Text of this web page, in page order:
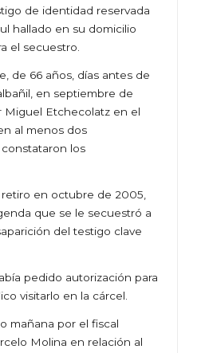
de identidad reservada
hallado en su domicilio
el secuestro.
de 66 años, días antes de
en septiembre de
Miguel Etchecolatz en el
al menos dos
los
en octubre de 2005,
que se le secuestró a
del testigo clave
pedido autorización para
visitarlo en la cárcel.
mañana por el fiscal
Molina en relación al